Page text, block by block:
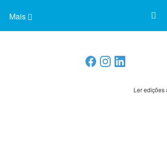
Mais
Ler edições